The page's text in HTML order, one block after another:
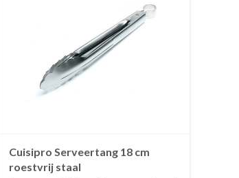
Cuisipro Serveertang 18 cm
roestvrij staal